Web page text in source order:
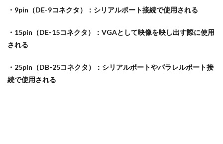
・9pin（DE-9コネクタ）：シリアルポート接続で使用される
・15pin（DE-15コネクタ）：VGAとして映像を映し出す際に使用
される
・25pin（DB-25コネクタ）：シリアルポートやパラレルポート接
続で使用される